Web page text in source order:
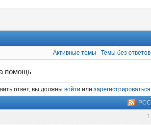
Активные темы Темы без ответов
помощь
ответ, вы должны войти или зарегистрироваться
РСС
1